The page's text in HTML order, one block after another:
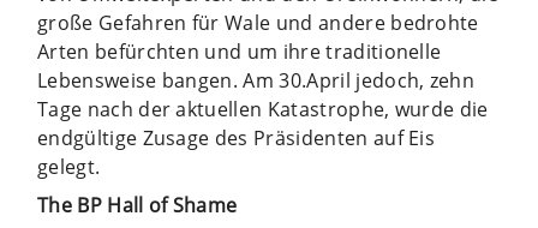
große Gefahren für Wale und andere bedrohte
Arten befürchten und um ihre traditionelle
Lebensweise bangen. Am 30.April jedoch, zehn
Tage nach der aktuellen Katastrophe, wurde die
endgültige Zusage des Präsidenten auf Eis
gelegt.
The BP Hall of Shame